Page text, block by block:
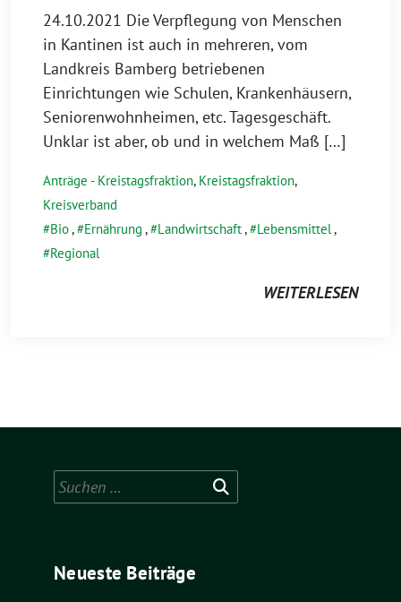
1.
November
2021
24.10.2021 Die Verpflegung von Menschen
in Kantinen ist auch in mehreren, vom
Landkreis Bamberg betriebenen
Einrichtungen wie Schulen, Krankenhäusern,
Seniorenwohnheimen, etc. Tagesgeschäft.
Unklar ist aber, ob und in welchem Maß […]
Anträge - Kreistagsfraktion, Kreistagsfraktion,
Kreisverband
Bio, Ernährung , Landwirtschaft, Lebensmittel,
Regional
WEITERLESEN
Suchen
nach:
Neueste Beiträge